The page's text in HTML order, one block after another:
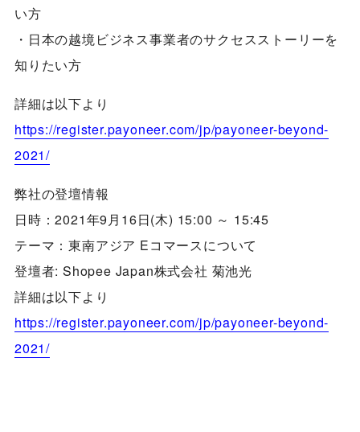
い方
・日本の越境ビジネス事業者のサクセスストーリーを
知りたい方
詳細は以下より
https://register.payoneer.com/jp/payoneer-beyond-
2021/
弊社の登壇情報
日時：2021年9月16日(木) 15:00 ～ 15:45
テーマ：東南アジア Eコマースについて
登壇者: Shopee Japan株式会社 菊池光
詳細は以下より
https://register.payoneer.com/jp/payoneer-beyond-
2021/